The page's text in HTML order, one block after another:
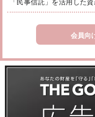
「民事信託」を活用した
会員向